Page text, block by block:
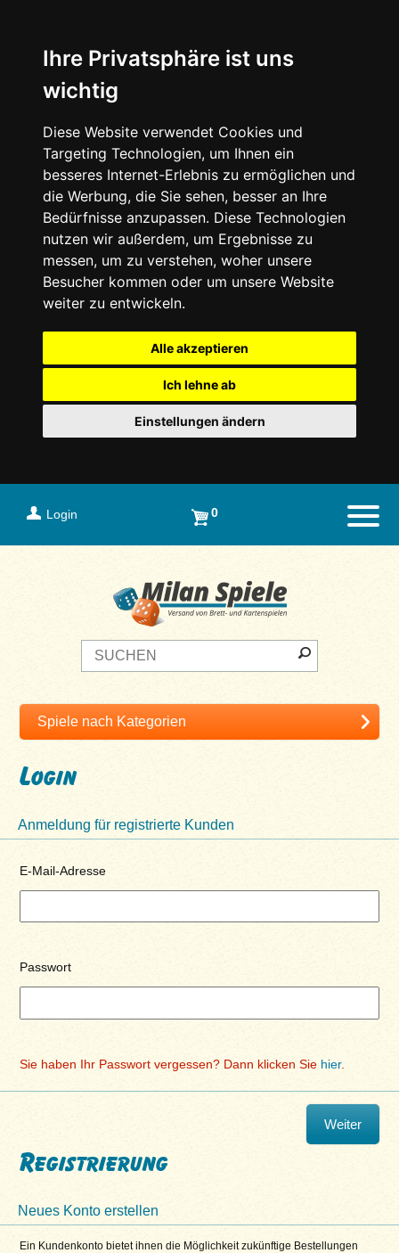
Ihre Privatsphäre ist uns
wichtig
Diese Website verwendet Cookies und
Targeting Technologien, um Ihnen ein
besseres Internet-Erlebnis zu ermöglichen und
die Werbung, die Sie sehen, besser an Ihre
Bedürfnisse anzupassen. Diese Technologien
nutzen wir außerdem, um Ergebnisse zu
messen, um zu verstehen, woher unsere
Besucher kommen oder um unsere Website
weiter zu entwickeln.
Alle akzeptieren
Ich lehne ab
Einstellungen ändern
Login 0
Login
Anmeldung für registrierte Kunden
E-Mail-Adresse
Passwort
Sie haben Ihr Passwort vergessen? Dann klicken Sie hier.
Registrierung
Neues Konto erstellen
Ein Kundenkonto bietet ihnen die Möglichkeit zukünftige Bestellungen